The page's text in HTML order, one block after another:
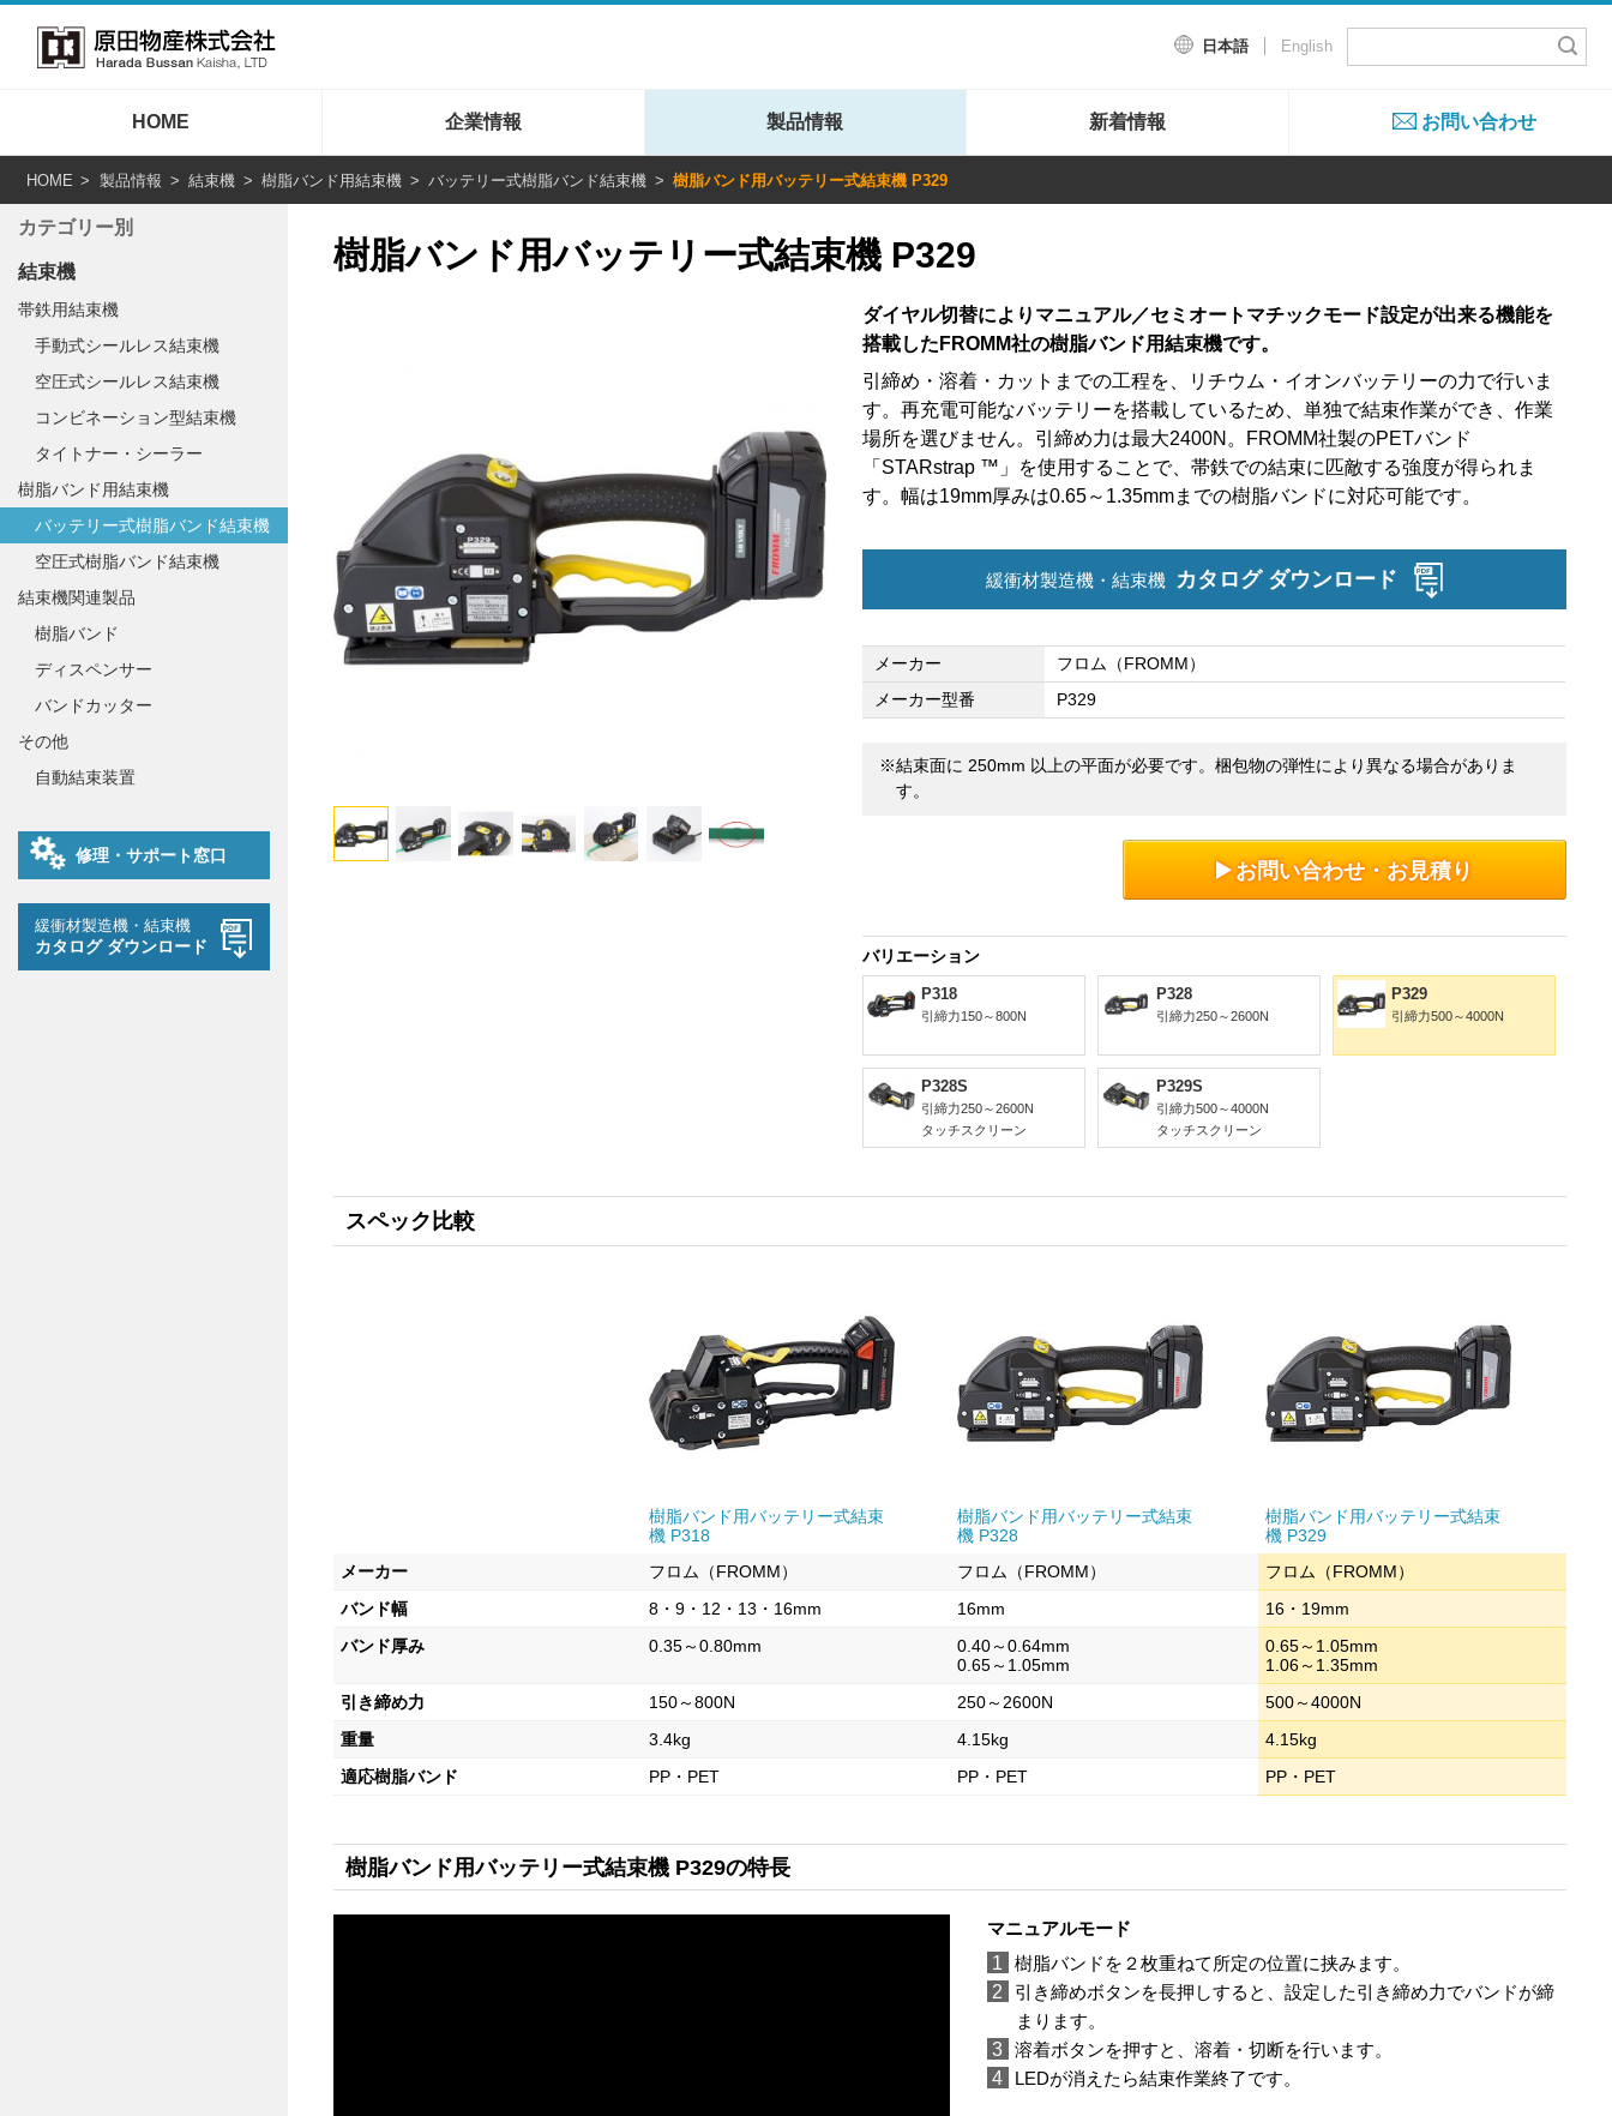
日本語 English
HOME 企業情報 製品情報 新着情報 お問い合わせ
HOME 製品情報 結束機 樹脂バンド用結束機 バッテリー式樹脂バンド結束機 樹脂バンド用バッテリー式結束機 P329
樹脂バンド用バッテリー式結束機 P329
ダイヤル切替によりマニュアル／セミオートマチックモード設定が出来る機能を
搭載したFROMM社の樹脂バンド用結束機です。
引締め・溶着・カットまでの工程を、リチウム・イオンバッテリーの力で行いま
す。再充電可能なバッテリーを搭載しているため、単独で結束作業ができ、作業
場所を選びません。引締め力は最大2400N。FROMM社製のPETバンド
「STARstrap ™」を使用することで、帯鉄での結束に匹敵する強度が得られま
す。幅は19mm厚みは0.65～1.35mmまでの樹脂バンドに対応可能です。
緩衝材製造機・結束機 カタログ ダウンロード
メーカー
フロム（FROMM）
メーカー型番
P329
※結束面に 250mm 以上の平面が必要です。梱包物の弾性により異なる場合がありま
す。
お問い合わせ・お見積り
バリエーション
P318
引締力150～800N
P328
引締力250～2600N
P329
引締力500～4000N
P328S
引締力250～2600N
タッチスクリーン
P329S
引締力500～4000N
タッチスクリーン
スペック比較
樹脂バンド用バッテリー式結束
機 P318
樹脂バンド用バッテリー式結束
機 P328
樹脂バンド用バッテリー式結束
機 P329
メーカー
フロム（FROMM） フロム（FROMM）
フロム（FROMM）
バンド幅
8・9・12・13・16mm 16mm
16・19mm
バンド厚み
0.35～0.80mm
0.40～0.64mm
0.65～1.05mm
0.65～1.05mm
1.06～1.35mm
引き締め力
150～800N 250～2600N
500～4000N
重量
3.4kg 4.15kg
4.15kg
適応樹脂バンド
PP・PET PP・PET PP・PET
樹脂バンド用バッテリー式結束機 P329の特長
マニュアルモード
1
樹脂バンドを２枚重ねて所定の位置に挟みます。
2
引き締めボタンを長押しすると、設定した引き締め力でバンドが締
まります。
3 溶着ボタンを押すと、溶着・切断を行います。
4
LEDが消えたら結束作業終了です。
カテゴリー別
結束機
帯鉄用結束機
手動式シールレス結束機
空圧式シールレス結束機
コンビネーション型結束機
タイトナー・シーラー
樹脂バンド用結束機
バッテリー式樹脂バンド結束機
空圧式樹脂バンド結束機
結束機関連製品
樹脂バンド
ディスペンサー
バンドカッター
その他
自動結束装置
修理・サポート窓口
緩衝材製造機・結束機
カタログ ダウンロード